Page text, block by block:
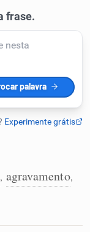
, agravamento,